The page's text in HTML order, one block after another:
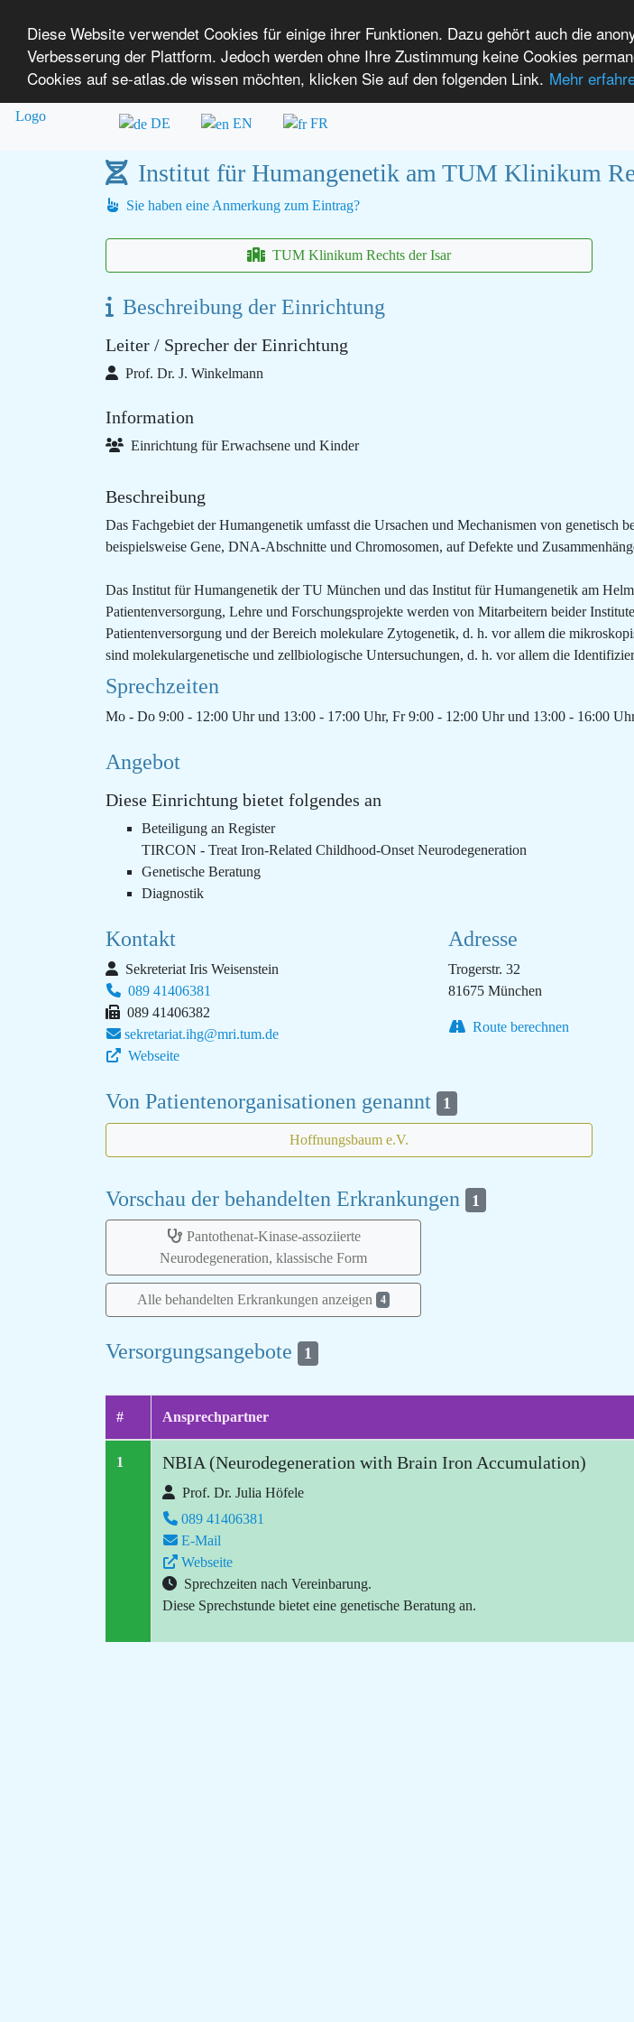
Diese Website verwendet Cookies für einige ihrer Funktionen. Dazu gehört auch die
Verbesserung der Plattform. Jedoch werden ohne Ihre Zustimmung keine Cookies
Cookies auf se-atlas.de wissen möchten, klicken Sie auf den folgenden Link. Mehr
SE-ATLAS
Versorgungsatlas für Menschen mit seltenen
Überblick über Einrichtungen Über uns Anmelden Leichte Sprache
DE EN FR
Institut für Humangenetik am TUM Klinikum
Sie haben eine Anmerkung zum Eintrag?
TUM Klinikum Rechts der Isar
Beschreibung der Einrichtung
Leiter / Sprecher der Einrichtung
Prof. Dr. J. Winkelmann
Information
Einrichtung für Erwachsene und Kinder
Beschreibung
Das Fachgebiet der Humangenetik umfasst die Ursachen und Mechanismen von
beispielsweise Gene, DNA-Abschnitte und Chromosomen, auf Defekte und
Das Institut für Humangenetik der TU München und das Institut für Humangenetik am
Patientenversorgung, Lehre und Forschungsprojekte werden von Mitarbeitern beider
Patientenversorgung und der Bereich molekulare Zytogenetik, d. h. vor allem die
sind molekulargenetische und zellbiologische Untersuchungen, d. h. vor allem die
Sprechzeiten
Mo - Do 9:00 - 12:00 Uhr und 13:00 - 17:00 Uhr, Fr 9:00 - 12:00 Uhr und 13:00 - 16:00
Angebot
Diese Einrichtung bietet folgendes an
Beteiligung an Register
TIRCON - Treat Iron-Related Childhood-Onset Neurodegeneration
Genetische Beratung
Diagnostik
Kontakt
Sekreteriat Iris Weisenstein
089 41406381
089 41406382
sekretariat.ihg@mri.tum.de
Webseite
Adresse
Trogerstr. 32
81675 München
Route berechnen
Von Patientenorganisationen genannt 1
Hoffnungsbaum e.V.
Vorschau der behandelten Erkrankungen 1
Pantothenat-Kinase-assoziierte
Neurodegeneration, klassische Form
Alle behandelten Erkrankungen anzeigen 4
Versorgungsangebote 1
# Ansprechpartner
1 NBIA (Neurodegeneration with Brain Iron Accumulation)
Prof. Dr. Julia Höfele
089 41406381
E-Mail
Webseite
Sprechzeiten nach Vereinbarung.
Diese Sprechstunde bietet eine genetische Beratung an.